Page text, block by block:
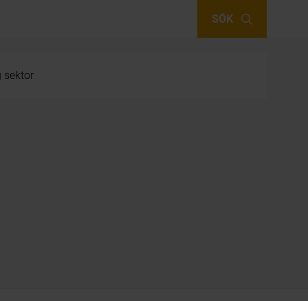
SÖK
sektor